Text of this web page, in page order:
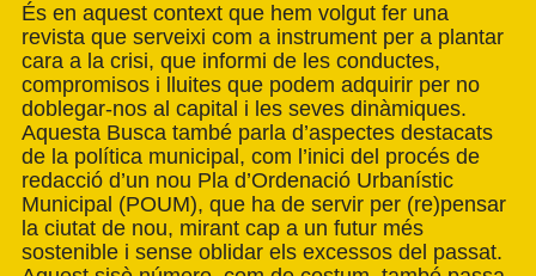
És en aquest context que hem volgut fer una
revista que serveixi com a instrument per a plantar
cara a la crisi, que informi de les conductes,
compromisos i lluites que podem adquirir per no
doblegar-nos al capital i les seves dinàmiques.
Aquesta Busca també parla d’aspectes destacats
de la política municipal, com l’inici del procés de
redacció d’un nou Pla d’Ordenació Urbanístic
Municipal (POUM), que ha de servir per (re)pensar
la ciutat de nou, mirant cap a un futur més
sostenible i sense oblidar els excessos del passat.